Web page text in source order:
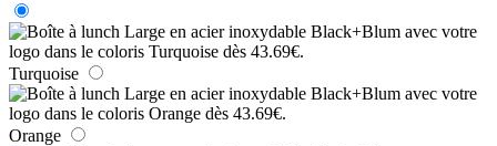
Turquoise
Orange